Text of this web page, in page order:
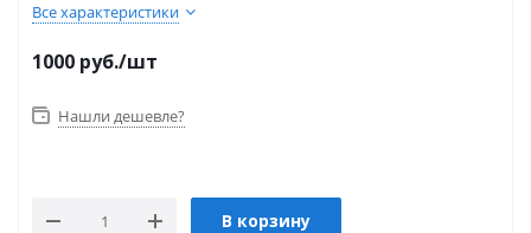
Все характеристики
1000 руб./шт
Нашли дешевле?
В корзину